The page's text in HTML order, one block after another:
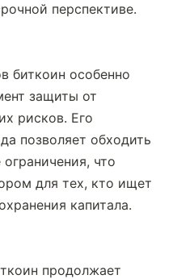
перспективе.
биткоин особенно
защиты от
рисков. Его
позволяет обходить
что
для тех, кто ищет
капитала.
продолжает